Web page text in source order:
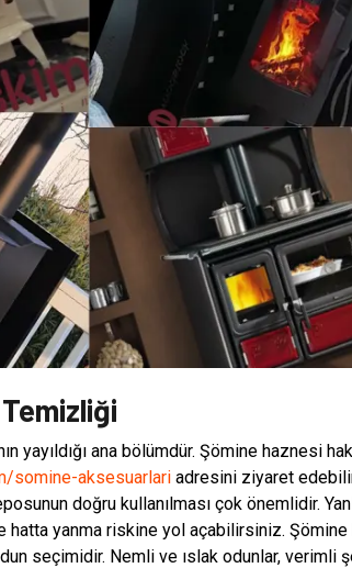
yayıldığı ana bölümdür. Şömine haznesi
somine-aksesuarlari adresini ziyaret
doğru kullanılması çok önemlidir.
hatta yanma riskine yol açabilirsiniz.
seçimidir. Nemli ve ıslak odunlar, verimli